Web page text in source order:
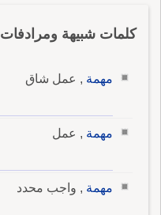
كلمات شبيهة ومرادفات
مهمة , عمل شاق
مهمة , عمل
مهمة , واجب محدد